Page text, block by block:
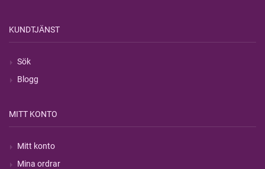
KUNDTJÄNST
Sök
Blogg
MITT KONTO
Mitt konto
Mina ordrar